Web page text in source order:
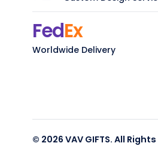
FedEx
Worldwide Delivery
© 2026 VAV GIFTS. All